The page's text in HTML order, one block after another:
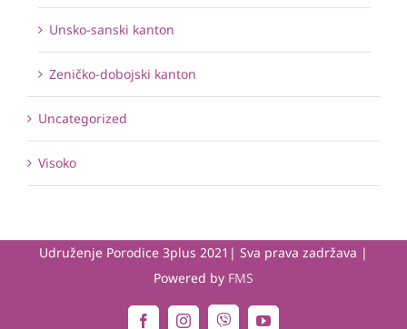
Unsko-sanski kanton
Zeničko-dobojski kanton
Uncategorized
Visoko
Udruženje Porodice 3plus 2021| Sva prava zadržava |
Powered by FMS
Viber